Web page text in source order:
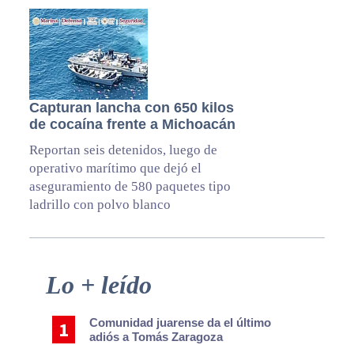
Capturan lancha con 650 kilos
de cocaína frente a Michoacán
Reportan seis detenidos, luego de
operativo marítimo que dejó el
aseguramiento de 580 paquetes tipo
ladrillo con polvo blanco
Primary
Lo + leído
Comunidad juarense da el último
adiós a Tomás Zaragoza